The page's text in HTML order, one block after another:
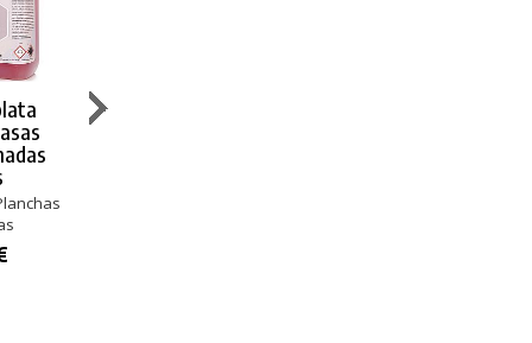
Cif Limpiador
Hornos